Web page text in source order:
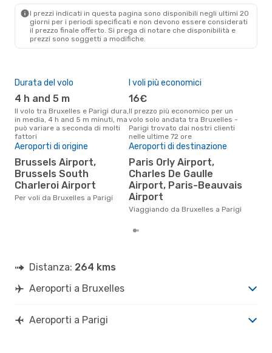
I prezzi indicati in questa pagina sono disponibili negli ultimi 20
giorni per i periodi specificati e non devono essere considerati
il ​​prezzo finale offerto. Si prega di notare che disponibilità e
prezzi sono soggetti a modifiche.
Durata del volo
4 h and 5 m
Il volo tra Bruxelles e Parigi dura,
in media, 4 h and 5 m minuti, ma
può variare a seconda di molti
fattori
I voli più economici
16€
Il prezzo più economico per un
volo solo andata tra Bruxelles -
Parigi trovato dai nostri clienti
nelle ultime 72 ore
Aeroporti di origine
Brussels Airport,
Brussels South
Charleroi Airport
Per voli da Bruxelles a Parigi
Aeroporti di destinazione
Paris Orly Airport,
Charles De Gaulle
Airport, Paris-Beauvais
Airport
Viaggiando da Bruxelles a Parigi
Distanza: 264 kms
Aeroporti a Bruxelles
Aeroporti a Parigi